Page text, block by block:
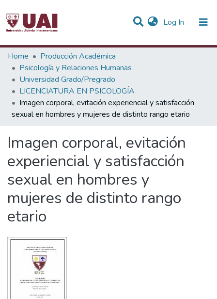
Log In (current)
Statistics
Communities & Collections
All of DSpace
Home
Producción Académica
Psicología y Relaciones Humanas
Universidad Grado/Pregrado
LICENCIATURA EN PSICOLOGÍA
Imagen corporal, evitación experiencial y satisfacción
sexual en hombres y mujeres de distinto rango etario
Imagen corporal, evitación
experiencial y satisfacción
sexual en hombres y
mujeres de distinto rango
etario